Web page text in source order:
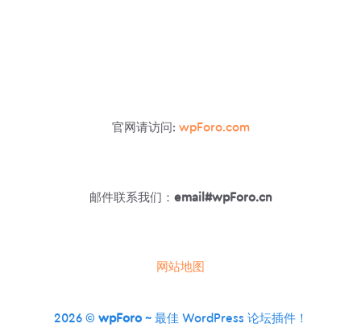
官网请访问: wpForo.com
邮件联系我们： email#wpForo.cn
网站地图
2026 © wpForo~ 最佳 WordPress 论坛插件！